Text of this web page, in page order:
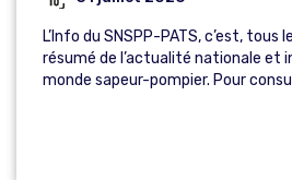
L’Info du SNSPP-PATS, c’est, tous
résumé de l’actualité nationale et
monde sapeur-pompier. Pour